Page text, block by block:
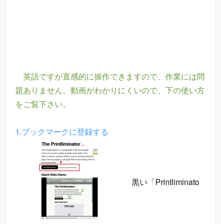
英語ですが直感的に操作できますので、作業には問
題ありません。動画がわかりにくいので、下の使い方
をご覧下さい。
1.ブックマークに登録する
黒い「Printliminato